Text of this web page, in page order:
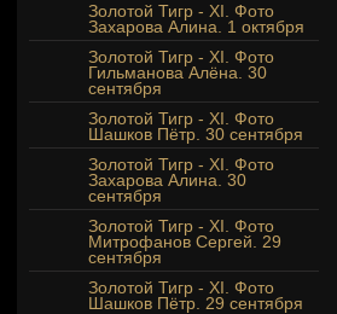
Золотой Тигр - XI. Фото
Захарова Алина. 1 октября
Золотой Тигр - XI. Фото
Гильманова Алёна. 30
сентября
Золотой Тигр - XI. Фото
Шашков Пётр. 30 сентября
Золотой Тигр - XI. Фото
Захарова Алина. 30
сентября
Золотой Тигр - XI. Фото
Митрофанов Сергей. 29
сентября
Золотой Тигр - XI. Фото
Шашков Пётр. 29 сентября